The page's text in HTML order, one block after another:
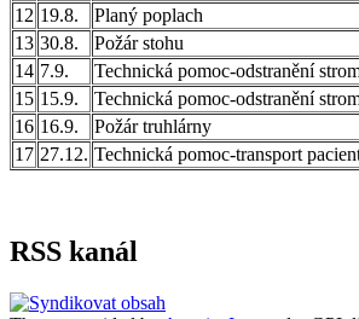
12 19.8. Planý poplach
13 30.8. Požár stohu
14 7.9. Technická pomoc-odstranění
15 15.9. Technická pomoc-odstranění
16 16.9. Požár truhlárny
17 27.12. Technická pomoc-transport
RSS kanál